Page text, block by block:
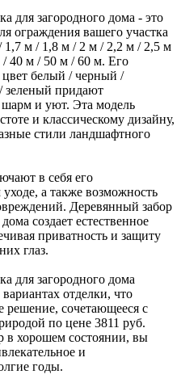
для загородного дома - это
ограждения вашего участка
1,7 м / 1,8 м / 2 м / 2,2 м / 2,5 м
40 м / 50 м / 60 м. Его
цвет белый / черный /
зеленый придают
и уют. Эта модель
и классическому дизайну,
стили ландшафтного
в себя его
а также возможность
Деревянный забор
создает естественное
приватность и защиту
глаз.
для загородного дома
отделки, что
решение, сочетающееся с
по цене 3811 руб.
в хорошем состоянии, вы
и
годы.